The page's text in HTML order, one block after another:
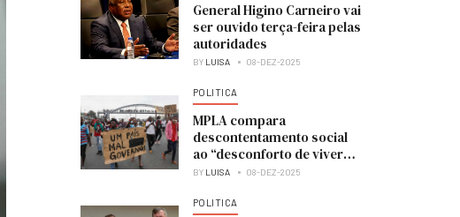
General Higino Carneiro vai
ser ouvido terça-feira pelas
autoridades
BY LUISA 08-DEZ-2025
POLITICA
MPLA compara
descontentamento social
ao “desconforto de viver
numa casa em obras”
BY LUISA 08-DEZ-2025
POLITICA